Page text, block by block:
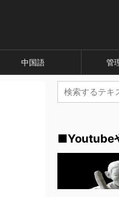
中国語 管
■Youtube